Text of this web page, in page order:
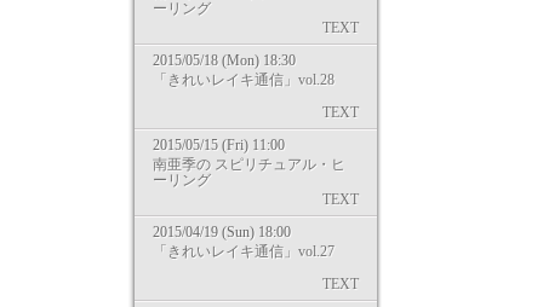
ーリング
TEXT
2015/05/18 (Mon) 18:30
「きれいレイキ通信」vol.28
TEXT
2015/05/15 (Fri) 11:00
南亜季の スピリチュアル・ヒ
ーリング
TEXT
2015/04/19 (Sun) 18:00
「きれいレイキ通信」vol.27
TEXT